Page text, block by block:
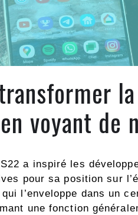
voyant
a inspiré les
pour sa position sur
qui l’enveloppe dans un
une fonction